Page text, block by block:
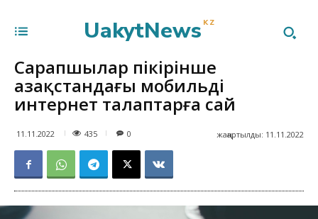
UakytNews KZ
Сарапшылар пікірінше
Қазақстандағы мобильді
интернет талаптарға сай
11.11.2022 435 жаңартылды: 11.11.2022
0